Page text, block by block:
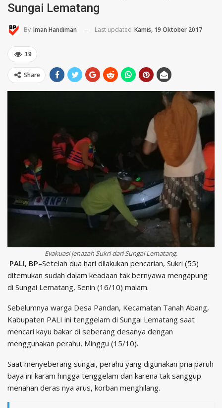
Sungai Lematang
By Iman Handiman Last updated Kamis, 19 Oktober 2017
19
Share
Evakuasi jenazah Sukri dari Sungai Lematang.
PALI, BP–Setelah dua hari dilakukan pencarian, Sukri (55)
ditemukan sudah dalam keadaan tak bernyawa mengapung
di Sungai Lematang, Senin (16/10) malam.
Sebelumnya warga Desa Pandan, Kecamatan Tanah Abang,
Kabupaten PALI ini tenggelam di Sungai Lematang saat
mencari kayu bakar di seberang desanya dengan
menggunakan perahu, Minggu (15/10).
Saat menyeberang sungai, perahu yang digunakan pria paruh
baya ini karam hingga tenggelam dan karena tak sanggup
menahan deras nya arus, korban menghilang.